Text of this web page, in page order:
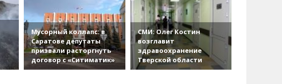
Мусорный коллапс: в
Саратове депутаты
призвали расторгнуть
договор с «Ситиматик»
СМИ: Олег Костин
возглавит
здравоохранение
Тверской области